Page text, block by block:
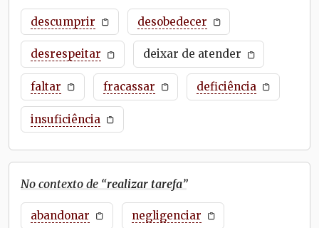
descumprir desobedecer
desrespeitar deixar de atender
faltar fracassar deficiência
insuficiência
No contexto de “realizar tarefa”
abandonar negligenciar